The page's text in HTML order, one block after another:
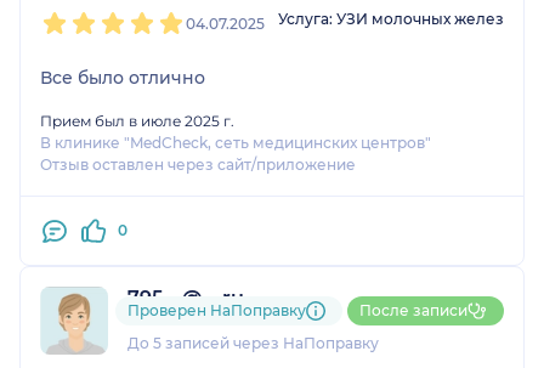
04.07.2025 Услуга: УЗИ молочных желез
Все было отлично
Прием был в июле 2025 г.
В клинике "MedCheck, сеть медицинских центров"
Отзыв оставлен через сайт/приложение
0
795....@....ru
2 отзыва
До 5 записей через НаПоправку
Проверен НаПоправку После записи